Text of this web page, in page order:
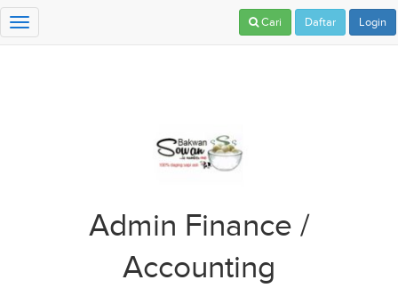
Toggle
Cari Daftar Login
Admin Finance /
Accounting